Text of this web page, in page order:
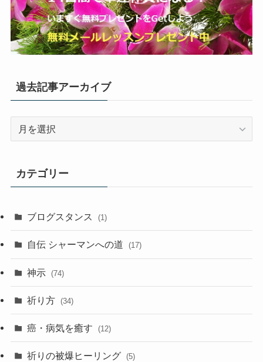
過去記事アーカイブ
ア
カ
ブ
カテゴリー
ブログスタンス (1)
自伝 シャーマンへの道 (17)
神示 (74)
祈り方 (34)
癌・病気を癒す (12)
祈りの被爆ヒーリング (5)